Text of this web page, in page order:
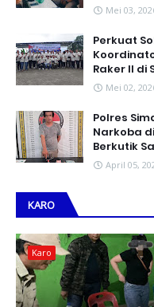
Mei 03,
Perkuat
Raker II di
Mei 02,
Polres
Narkoba
Berkutik
April 05,
KARO
Karo